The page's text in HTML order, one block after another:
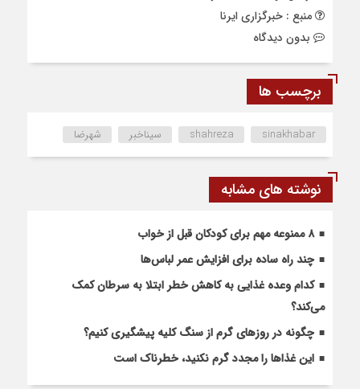
منبع : خبرگزاری ایرنا
بدون دیدگاه
برچسب ها
shahreza sinakhabar سیناخبر شهرضا
نوشته های مشابه
۸ ممنوعه مهم برای کودکان قبل از خواب
چند راه ساده برای افزایش عمر لباس‌ها
کدام وعده غذایی به کاهش خطر ابتلا به سرطان کمک
می‌کند؟
چگونه در روزهای گرم از سنگ کلیه پیشگیری کنیم؟
این غذاها را مجدد گرم نکنید، خطرناک است